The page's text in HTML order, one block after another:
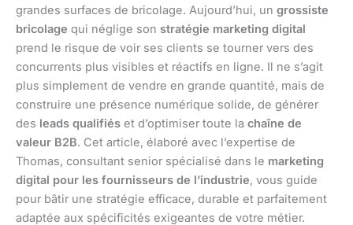
grandes surfaces de bricolage. Aujourd’hui, un grossiste
bricolage qui néglige son stratégie marketing digital
prend le risque de voir ses clients se tourner vers des
concurrents plus visibles et réactifs en ligne. Il ne s’agit
plus simplement de vendre en grande quantité, mais de
construire une présence numérique solide, de générer
des leads qualifiés et d’optimiser toute la chaîne de
valeur B2B. Cet article, élaboré avec l’expertise de
Thomas, consultant senior spécialisé dans le marketing
digital pour les fournisseurs de l’industrie, vous guide
pour bâtir une stratégie efficace, durable et parfaitement
adaptée aux spécificités exigeantes de votre métier.